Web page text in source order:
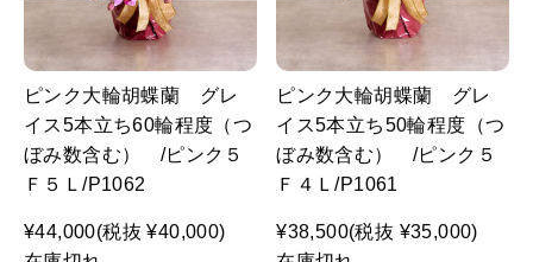
ピンク大輪胡蝶蘭 グレ
イス5本立ち60輪程度（つ
ぼみ数含む） /ピンク５
Ｆ５Ｌ/P1062
¥44,000(税抜 ¥40,000)
ピンク大輪胡蝶蘭 グレ
イス5本立ち50輪程度（つ
ぼみ数含む） /ピンク５
Ｆ４Ｌ/P1061
¥38,500(税抜 ¥35,000)